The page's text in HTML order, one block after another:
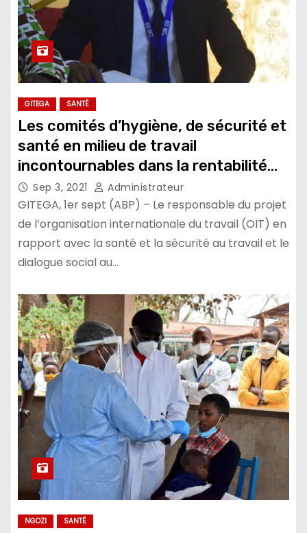
GITEGA SANTÉ
Les comités d’hygiène, de sécurité et
santé en milieu de travail
incontournables dans la rentabilité
d’une entreprise
Sep 3, 2021 Administrateur
GITEGA, 1er sept (ABP) – Le responsable du projet
de l’organisation internationale du travail (OIT) en
rapport avec la santé et la sécurité au travail et le
dialogue social au…
NGOZI SANTÉ